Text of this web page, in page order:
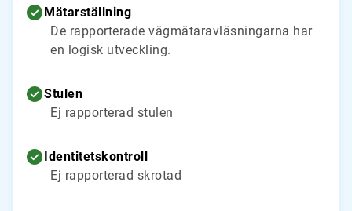
Mätarställning
De rapporterade vägmätaravläsningarna har
en logisk utveckling.
Stulen
Ej rapporterad stulen
Identitetskontroll
Ej rapporterad skrotad